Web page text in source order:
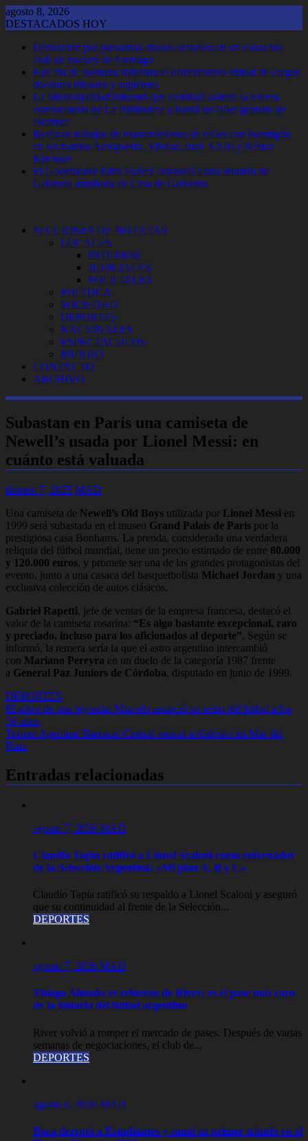
Saltar
al
agosto 8, 2026
DESTACADOS HOY
Denuncian por presuntos abusos sexuales en un conocido
club de hockey de Santiago
Este fin de ssemana habilitan el ofrecimiento virtual de cargos
docentes titulares y suplentes
La Municipalidad informó que continúa abierta la tercera
convocatoria de La Bibliodera y habrá un taller gratuito de
escritura
Realizan trabajos de mantenimiento de calles con hormigón
en los barrios Aeropuerto, Vinalar, Juan XXIII y Néstor
Kirchner
El Gobernador Elias Suárez convocó a una reunión de
Gabinete ampliada en Casa de Gobierno
SECCIONES DE NOTICIAS
LOCALES
INTERIOR
JUDICIALES
POLICIALES
POLITICA
SOCIEDAD
DEPORTES
NACIONALES
ESPECTACULOS
MUNDO
CONTACTO
ARCHIVO
Subastan en París una camiseta de
Newell’s usada por Lionel Messi: en
cuánto está valuada
febrero 7, 2025 MAD
Una camiseta de Newell’s Old Boys utilizada por Lionel Messi en
1999 será subastada en el museo Grand Palais de París por la
prestigiosa casa Bonhams. La prenda, considerada una verdadera
reliquia del fútbol mundial, tiene un precio estimado de entre 80.000
y 120.000 euros, y promete ser una de las grandes protagonistas del
evento, junto a una casaca del basquetbolista Michael Jordan y una
exclusiva colección de autos clásicos.
Gabriel Rapetti, jefe de ventas de la empresa francesa, destacó el
valor de la camiseta rosarina: “Es algo bastante excepcional, raro
y preciado, incluso para los aficionados al deporte”. Según se
informó, la remera sería la que el astro argentino intercambió
con Mariano Pereyra en un duelo de la categoría 1987 frente
a General Paz Juniors de Córdoba, disputado en junio de 1999.
DEPORTES
Navegación
de
entradas
El adiós de una leyenda: Marcelo anunció su retiro del fútbol a los
36 años
Torneo Apertura: Barracas Central venció a Aldosivi en Mar del
Plata
Entradas relacionadas
agosto 7, 2026 MAD
Claudio Tapia ratificó a Lionel Scaloni como entrenador
de la Selección Argentina: «Mi plan A, B y C»
Claudio Tapia ratificó su respaldo a Lionel Scaloni y aseguró
que su continuidad al frente de la Selección...
DEPORTES
agosto 7, 2026 MAD
Thiago Almada es refuerzo de River: es el pase más caro
de la historia del fútbol argentino
River volvió a romper el mercado de pases. Después de varias
semanas de negociaciones, el club de...
DEPORTES
agosto 6, 2026 MAD
Boca derrotó a Estudiantes y sumó su primer triunfo en el